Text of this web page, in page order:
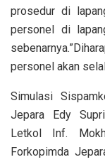
prosedur di
personel di
personel akan
Simulasi
Jepara Edy
Letkol Inf.
Forkopimda